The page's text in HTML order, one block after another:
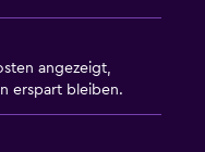
angezeigt,
erspart bleiben.